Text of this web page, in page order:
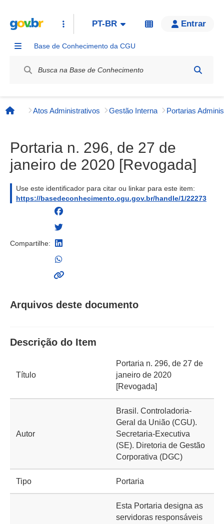
PT-BR Entrar
Base de Conhecimento da CGU
Página inicial
Atos Administrativos Gestão Interna
Portaria n. 296, de 27 de
janeiro de 2020 [Revogada]
Use este identificador para citar ou linkar para este item:
https://basedeconhecimento.cgu.gov.br/handle/1/22273
Compartilhe:
Arquivos deste documento
Descrição do Item
Título
Portaria n. 296, de 27 de
janeiro de 2020
[Revogada]
Autor
Brasil. Controladoria-
Geral da União (CGU).
Secretaria-Executiva
(SE). Diretoria de Gestão
Corporativa (DGC)
Tipo Portaria
Esta Portaria designa as
servidoras responsáveis